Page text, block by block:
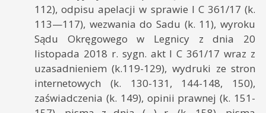
112), odpisu apelacji w sprawie I C 361/17 (k.
113—117), wezwania do Sadu (k. 11), wyroku
Sądu Okręgowego w Legnicy z dnia 20
listopada 2018 r. sygn. akt I C 361/17 wraz z
uzasadnieniem (k.119-129), wydruki ze stron
internetowych (k. 130-131, 144-148, 150),
zaświadczenia (k. 149), opinii prawnej (k. 151-